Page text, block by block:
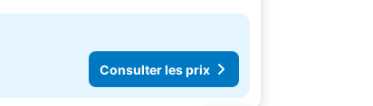
Consulter les prix